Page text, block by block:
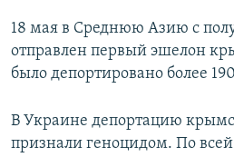
18 мая в Среднюю Азию с
отправлен первый эшелон
было депортировано более
В Украине депортацию
признали геноцидом. По всей